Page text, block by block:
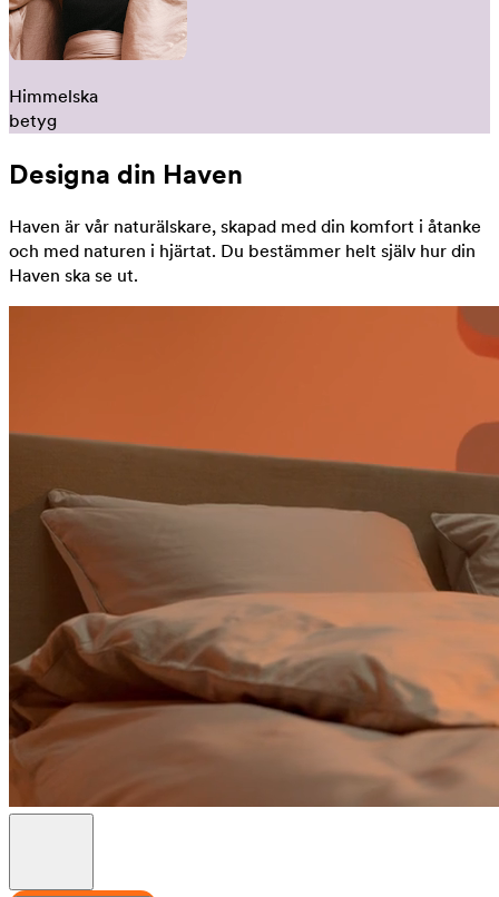
Himmelska
betyg
Designa din Haven
Haven är vår naturälskare, skapad med din komfort i åtanke
och med naturen i hjärtat. Du bestämmer helt själv hur din
Haven ska se ut.